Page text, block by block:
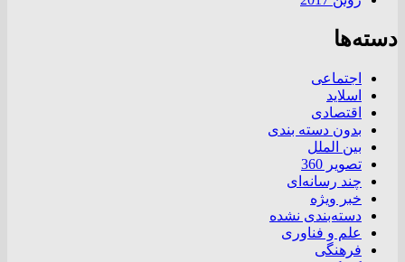
دسته‌ها
اجتماعی
اسلاید
اقتصادی
بدون دسته بندی
بین الملل
تصویر 360
چند رسانه‌ای
خبر ویژه
دسته‌بندی نشده
علم و فناوری
فرهنگی